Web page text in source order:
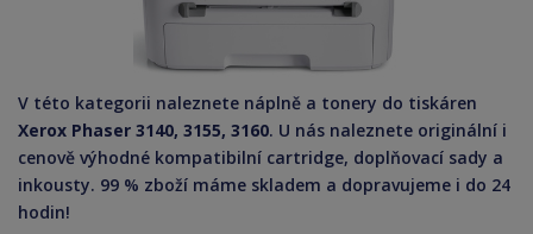
V této kategorii naleznete náplně a tonery do tiskáren
Xerox Phaser 3140, 3155, 3160. U nás naleznete originální i
cenově výhodné kompatibilní cartridge, doplňovací sady a
inkousty. 99 % zboží máme skladem a dopravujeme i do 24
hodin!